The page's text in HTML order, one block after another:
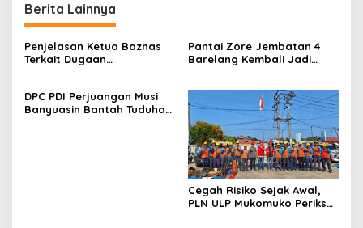
Berita Lainnya
Penjelasan Ketua Baznas
Terkait Dugaan
Benar
Pantai Zore Jembatan 4
Barelang Kembali Jadi
Tanpa Dokumen
Kepabeanan, Nama
Berinisial WL Disebut, Bea
Cukai Diminta Mengungkap
Dugaan Aktivitas di
Kawasan Pesisir
DPC PDI Perjuangan Musi
Banyuasin Bantah Tuduhan
Cegah Risiko Sejak Awal,
PLN ULP Mukomuko Periksa